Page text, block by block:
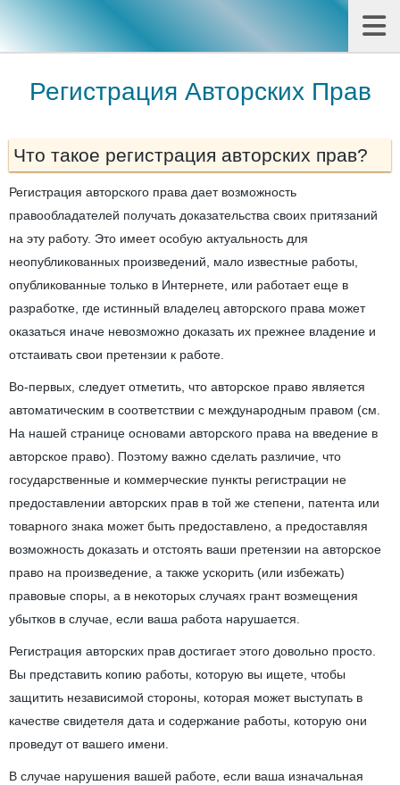
Регистрация Авторских Прав
Что такое регистрация авторских прав?
Регистрация авторского права дает возможность
правообладателей получать доказательства своих притязаний
на эту работу. Это имеет особую актуальность для
неопубликованных произведений, мало известные работы,
опубликованные только в Интернете, или работает еще в
разработке, где истинный владелец авторского права может
оказаться иначе невозможно доказать их прежнее владение и
отстаивать свои претензии к работе.
Во-первых, следует отметить, что авторское право является
автоматическим в соответствии с международным правом (см.
На нашей странице основами авторского права на введение в
авторское право). Поэтому важно сделать различие, что
государственные и коммерческие пункты регистрации не
предоставлении авторских прав в той же степени, патента или
товарного знака может быть предоставлено, а предоставляя
возможность доказать и отстоять ваши претензии на авторское
право на произведение, а также ускорить (или избежать)
правовые споры, а в некоторых случаях грант возмещения
убытков в случае, если ваша работа нарушается.
Регистрация авторских прав достигает этого довольно просто.
Вы представить копию работы, которую вы ищете, чтобы
защитить независимой стороны, которая может выступать в
качестве свидетеля дата и содержание работы, которую они
проведут от вашего имени.
В случае нарушения вашей работе, если ваша изначальная